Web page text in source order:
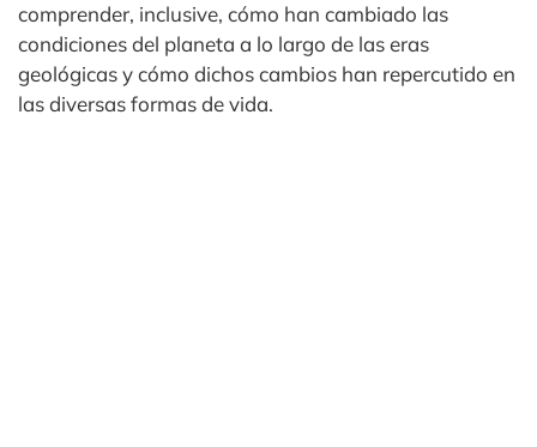
comprender, inclusive, cómo han cambiado las
condiciones del planeta a lo largo de las eras
geológicas y cómo dichos cambios han repercutido en
las diversas formas de vida.